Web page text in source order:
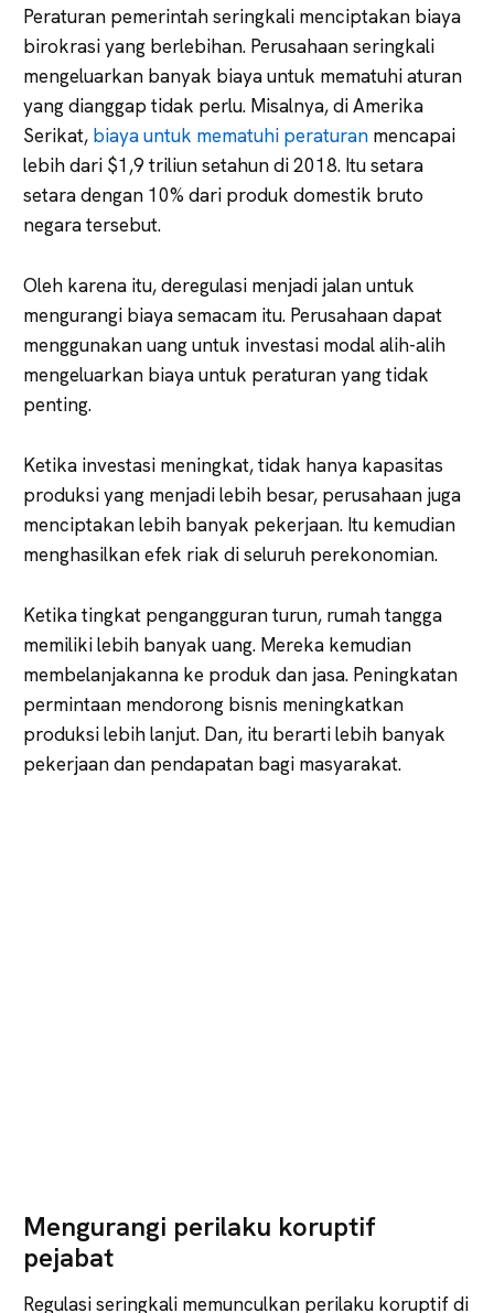
Peraturan pemerintah seringkali menciptakan biaya
birokrasi yang berlebihan. Perusahaan seringkali
mengeluarkan banyak biaya untuk mematuhi aturan
yang dianggap tidak perlu. Misalnya, di Amerika
Serikat, biaya untuk mematuhi peraturan mencapai
lebih dari $1,9 triliun setahun di 2018. Itu setara
setara dengan 10% dari produk domestik bruto
negara tersebut.
Oleh karena itu, deregulasi menjadi jalan untuk
mengurangi biaya semacam itu. Perusahaan dapat
menggunakan uang untuk investasi modal alih-alih
mengeluarkan biaya untuk peraturan yang tidak
penting.
Ketika investasi meningkat, tidak hanya kapasitas
produksi yang menjadi lebih besar, perusahaan juga
menciptakan lebih banyak pekerjaan. Itu kemudian
menghasilkan efek riak di seluruh perekonomian.
Ketika tingkat pengangguran turun, rumah tangga
memiliki lebih banyak uang. Mereka kemudian
membelanjakanna ke produk dan jasa. Peningkatan
permintaan mendorong bisnis meningkatkan
produksi lebih lanjut. Dan, itu berarti lebih banyak
pekerjaan dan pendapatan bagi masyarakat.
Mengurangi perilaku koruptif
pejabat
Regulasi seringkali memunculkan perilaku koruptif di